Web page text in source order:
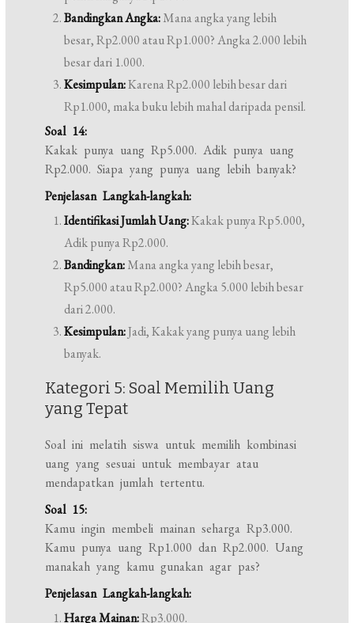
Bandingkan Angka:Mana angka yang lebih
besar, Rp2.000 atau Rp1.000? Angka 2.000 lebih
besar dari 1.000.
Kesimpulan:Karena Rp2.000 lebih besar dari
Rp1.000, maka buku lebih mahal daripada pensil.
Soal 14:
Kakak punya uang Rp5.000. Adik punya uang
Rp2.000. Siapa yang punya uang lebih banyak?
Penjelasan Langkah-langkah:
Identifikasi Jumlah Uang:Kakak punya Rp5.000,
Adik punya Rp2.000.
Bandingkan:Mana angka yang lebih besar,
Rp5.000 atau Rp2.000? Angka 5.000 lebih besar
dari 2.000.
Kesimpulan:Jadi, Kakak yang punya uang lebih
banyak.
Kategori 5: Soal Memilih Uang
yang Tepat
Soal ini melatih siswa untuk memilih kombinasi
uang yang sesuai untuk membayar atau
mendapatkan jumlah tertentu.
Soal 15:
Kamu ingin membeli mainan seharga Rp3.000.
Kamu punya uang Rp1.000 dan Rp2.000. Uang
manakah yang kamu gunakan agar pas?
Penjelasan Langkah-langkah:
Harga Mainan:Rp3.000.